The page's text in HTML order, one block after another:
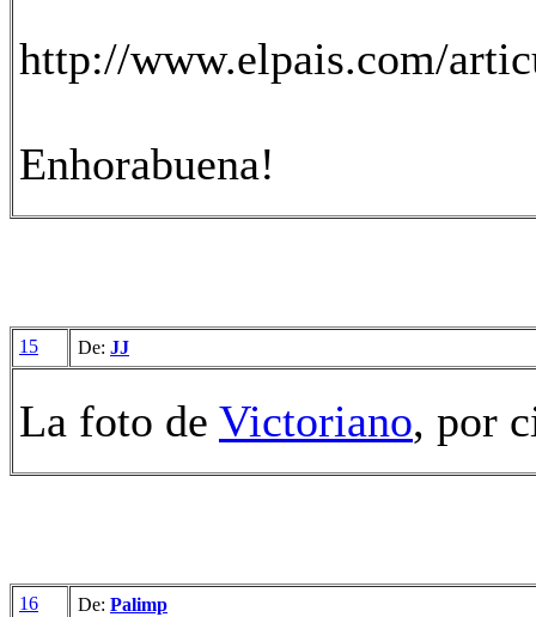
http://www.elpais.com/
Enhorabuena!
15 De: JJ
La foto de Victoriano, por
16 De: Palimp